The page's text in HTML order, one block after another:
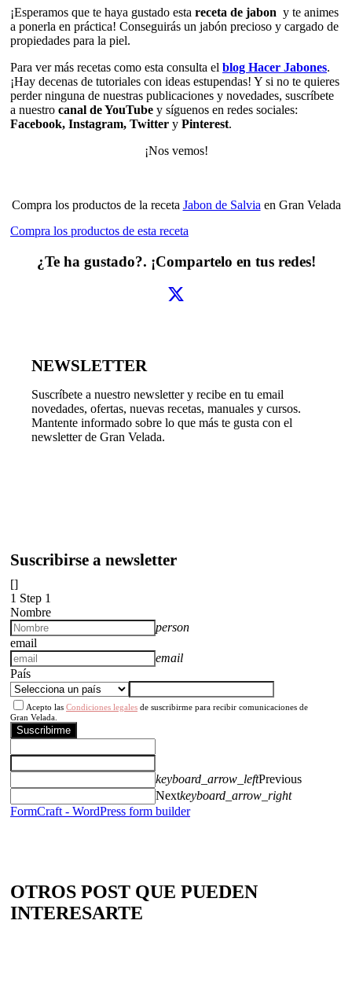
¡Esperamos que te haya gustado esta receta de jabon y te animes
a ponerla en práctica! Conseguirás un jabón precioso y cargado de
propiedades para la piel.
Para ver más recetas como esta consulta el blog Hacer Jabones.
¡Hay decenas de tutoriales con ideas estupendas! Y si no te quieres
perder ninguna de nuestras publicaciones y novedades, suscríbete
a nuestro canal de YouTube y síguenos en redes sociales:
Facebook, Instagram, Twitter y Pinterest.
¡Nos vemos!
Compra los productos de la receta Jabon de Salvia en Gran Velada
Compra los productos de esta receta
¿Te ha gustado?. ¡Compartelo en tus redes!
NEWSLETTER
Suscríbete a nuestro newsletter y recibe en tu email
novedades, ofertas, nuevas recetas, manuales y cursos.
Mantente informado sobre lo que más te gusta con el
newsletter de Gran Velada.
Suscribirse a newsletter
[]
1 Step 1
Nombre
person
email
email
País
Acepto las Condiciones legales de suscribirme para recibir comunicaciones de
Gran Velada.
Suscribirme
keyboard_arrow_leftPrevious
Nextkeyboard_arrow_right
FormCraft - WordPress form builder
OTROS POST QUE PUEDEN
INTERESARTE